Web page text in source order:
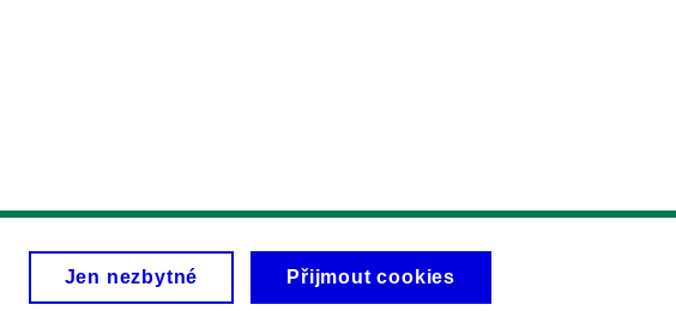
Jen nezbytné Přijmout cookies